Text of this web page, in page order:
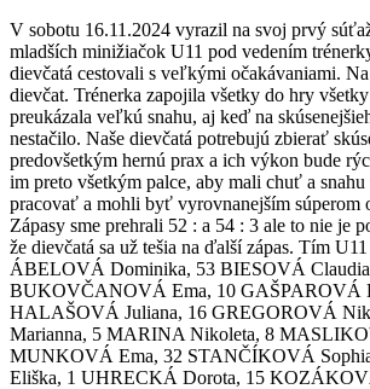
V sobotu 16.11.2024 vyrazil na svoj prvý
mladších minižiačok U11 pod vedením
dievčatá cestovali s veľkými očakávaniami.
dievčat. Trénerka zapojila všetky do hry
preukázala veľkú snahu, aj keď na
nestačilo. Naše dievčatá potrebujú zbierať
predovšetkým hernú prax a ich výkon bude
im preto všetkým palce, aby mali chuť a
pracovať a mohli byť vyrovnanejším súperom
Zápasy sme prehrali 52 : a 54 : 3 ale to nie je
že dievčatá sa už tešia na ďalší zápas. Tím
ÁBELOVÁ Dominika, 53 BIESOVÁ
BUKOVČANOVÁ Ema, 10 GAŠPAROVÁ
HALAŠOVÁ Juliana, 16 GREGOROVÁ
Marianna, 5 MARINA Nikoleta, 8
MUNKOVÁ Ema, 32 STANČÍKOVÁ
Eliška, 1 UHRECKÁ Dorota, 15